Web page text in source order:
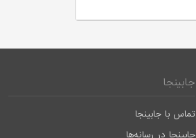
جابینجا
تماس با جابینجا
جابینجا در رسانه‌ها